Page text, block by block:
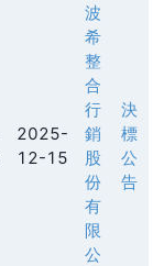
2025-
12-15
波
希
整
合
行
銷
股
份
有
限
公
決
標
公
告